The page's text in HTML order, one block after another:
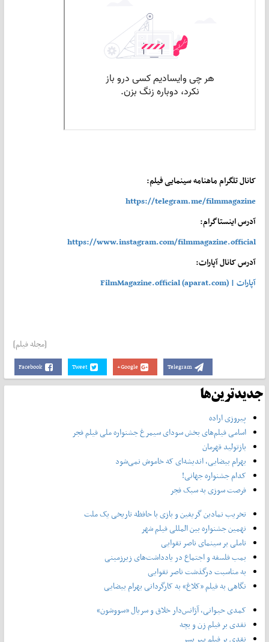
کانال تلگرام ماهنامه سینمایی فیلم:
https://telegram.me/filmmagazine
آدرس اینستاگرام:
https://www.instagram.com/filmmagazine.official
آدرس کانال آپارات:
آپارات | FilmMagazine.official (aparat.com)
[مجله فیلم]
Facebook Tweet Google+ Telegram
جدیدترین‌ها
پیروزی اراده
اسامی فیلم‌های بخش سودای سیمرغ جشنواره‌ ملی فیلم فجر
بازتولید قهرمان
بهرام بیضایی، اندیشه‌ای که خاموش نمی‌شود
کدام جشنواره جهانی!
فرصت سوزی به سبک فجر
تخریب نمادین گریفین و بازی با حافظه تاریخی یک ملت
نهمین جشنواره بین المللی فیلم شهر
تاملی بر سینمای ناصر تقوایی
بمب فلسفه و اجتماع در یادداشت‌های زیرزمینی
به مناسبت درگذشت ناصر تقوایی
نگاهی به فیلم «کلاغ» به کارگردانی بهرام بیضایی
کمدی حیوانی، آژانس‌دار خلاق و سریال «سووشون»
نقدی بر فیلم زن و بچه
نقدی بر فیلم پیر پسر